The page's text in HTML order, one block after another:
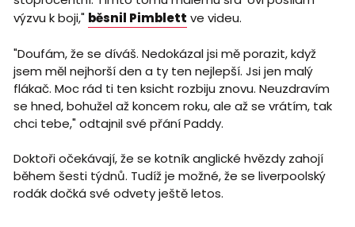
výzvu k boji," běsnil Pimblett ve videu.
"Doufám, že se díváš. Nedokázal jsi mě porazit, když
jsem měl nejhorší den a ty ten nejlepší. Jsi jen malý
flákač. Moc rád ti ten ksicht rozbiju znovu. Neuzdravím
se hned, bohužel až koncem roku, ale až se vrátím, tak
chci tebe," odtajnil své přání Paddy.
Doktoři očekávají, že se kotník anglické hvězdy zahojí
během šesti týdnů. Tudíž je možné, že se liverpoolský
rodák dočká své odvety ještě letos.